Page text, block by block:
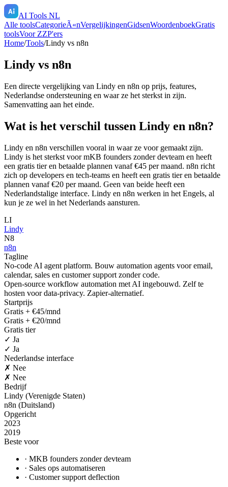
AI Tools NL
Alle toolsCategorieÃ«nVergelijkingenGidsenWoordenboekGratis
toolsVoor ZZP'ers
Home/Tools/Lindy vs n8n
Lindy vs n8n
Een directe vergelijking van Lindy en n8n op prijs, features,
Nederlandse ondersteuning en waar ze het sterkst in zijn.
Samenvatting aan het einde.
Wat is het verschil tussen Lindy en n8n?
Lindy en n8n verschillen vooral in waar ze voor gemaakt zijn.
Lindy is het sterkst voor mKB founders zonder devteam en heeft
een gratis tier en betaalde plannen vanaf €45 per maand. n8n richt
zich op developers en tech-teams en heeft een gratis tier en betaalde
plannen vanaf €20 per maand. Geen van beide heeft een
Nederlandstalige interface. Lindy en n8n werken in het Engels, al
kun je ze wel in het Nederlands aansturen.
LI
Lindy
N8
n8n
Tagline
No-code AI agent platform. Bouw automation agents voor email,
calendar, sales en customer support zonder code.
Open-source workflow automation met AI ingebouwd. Zelf te
hosten voor data-privacy. Zapier-alternatief.
Startprijs
Gratis + €45/mnd
Gratis + €20/mnd
Gratis tier
✓ Ja
✓ Ja
Nederlandse interface
✗ Nee
✗ Nee
Bedrijf
Lindy (Verenigde Staten)
n8n (Duitsland)
Opgericht
2023
2019
Beste voor
· MKB founders zonder devteam
· Sales ops automatiseren
· Customer support deflection